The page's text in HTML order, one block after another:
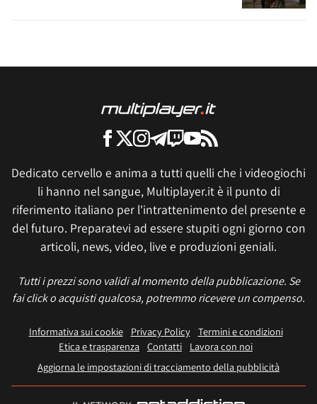
Dedicato cervello e anima a tutti quelli che i videogiochi
li hanno nel sangue, Multiplayer.it è il punto di
riferimento italiano per l'intrattenimento del presente e
del futuro. Preparatevi ad essere stupiti ogni giorno con
articoli, news, video, live e produzioni geniali.
Tutti i prezzi sono validi al momento della pubblicazione. Se
fai click o acquisti qualcosa, potremmo ricevere un compenso.
Informativa sui cookie Privacy Policy
Termini e condizioni
Etica e trasparenza Contatti
Lavora con noi
Aggiorna le impostazioni di tracciamento della pubblicità